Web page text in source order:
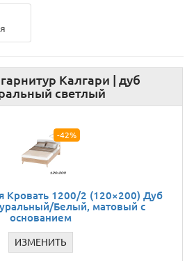
Калгари | дуб
светлый
-42%
Кровать 1200/2 (120×200) Дуб
Белый, матовый с
основанием
ИЗМЕНИТЬ